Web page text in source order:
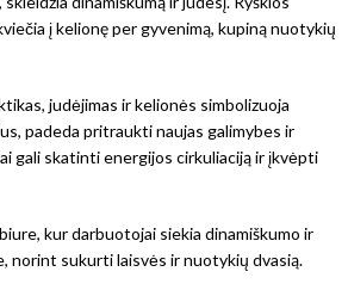
į kelionę per gyvenimą, kupiną nuotykių
judėjimas ir kelionės simbolizuoja
padeda pritraukti naujas galimybes ir
gali skatinti energijos cirkuliaciją ir įkvėpti
kur darbuotojai siekia dinamiškumo ir
norint sukurti laisvės ir nuotykių dvasią.